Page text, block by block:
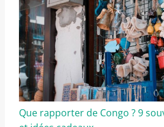
Que rapporter de Congo ? 9